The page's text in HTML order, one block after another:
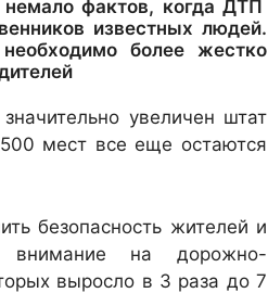
фактов, когда ДТП
известных людей.
более жестко
увеличен штат
мест все еще остаются
безопасность жителей и
внимание на дорожно-
выросло в 3 раза до 7